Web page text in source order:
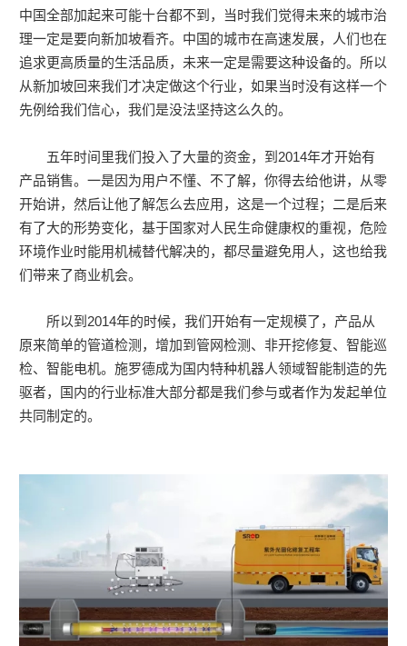
中国全部加起来可能十台都不到，当时我们觉得未来的城市治
理一定是要向新加坡看齐。中国的城市在高速发展，人们也在
追求更高质量的生活品质，未来一定是需要这种设备的。所以
从新加坡回来我们才决定做这个行业，如果当时没有这样一个
先例给我们信心，我们是没法坚持这么久的。
五年时间里我们投入了大量的资金，到2014年才开始有
产品销售。一是因为用户不懂、不了解，你得去给他讲，从零
开始讲，然后让他了解怎么去应用，这是一个过程；二是后来
有了大的形势变化，基于国家对人民生命健康权的重视，危险
环境作业时能用机械替代解决的，都尽量避免用人，这也给我
们带来了商业机会。
所以到2014年的时候，我们开始有一定规模了，产品从
原来简单的管道检测，增加到管网检测、非开挖修复、智能巡
检、智能电机。施罗德成为国内特种机器人领域智能制造的先
驱者，国内的行业标准大部分都是我们参与或者作为发起单位
共同制定的。